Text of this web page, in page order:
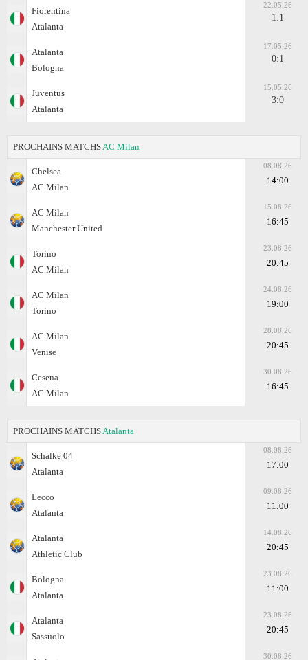
Fiorentina
Atalanta
22.05.26
1:1
Atalanta
Bologna
17.05.26
0:1
Juventus
Atalanta
15.05.26
3:0
PROCHAINS MATCHS AC Milan
Chelsea
AC Milan
08.08.26
14:00
AC Milan
Manchester United
15.08.26
16:45
Torino
AC Milan
23.08.26
20:45
AC Milan
Torino
24.08.26
19:00
AC Milan
Venise
28.08.26
20:45
Cesena
AC Milan
30.08.26
16:45
PROCHAINS MATCHS Atalanta
Schalke 04
Atalanta
08.08.26
17:00
Lecco
Atalanta
09.08.26
11:00
Atalanta
Athletic Club
14.08.26
20:45
Bologna
Atalanta
23.08.26
11:00
Atalanta
Sassuolo
23.08.26
20:45
30.08.26